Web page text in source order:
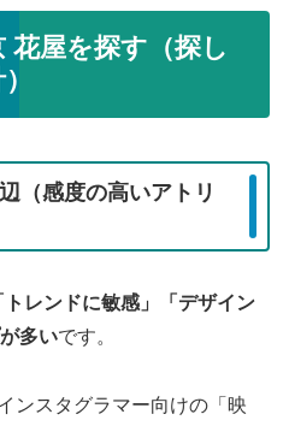
花屋を探す（探し
（感度の高いアトリ
トレンドに敏感」「デザイン
多いです。
ンスタグラマー向けの「映